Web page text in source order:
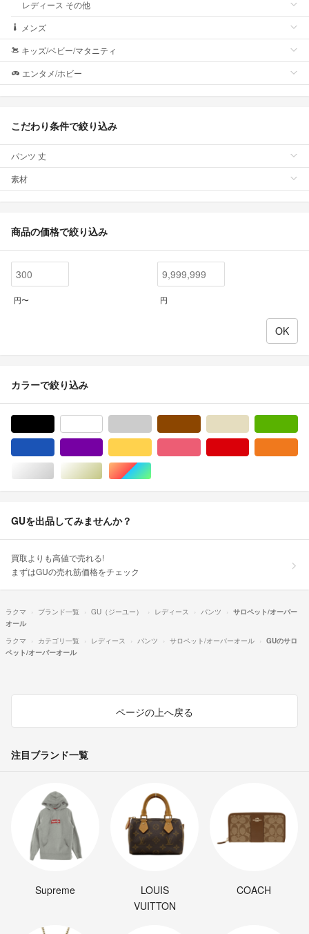
レディース その他
メンズ
キッズ/ベビー/マタニティ
エンタメ/ホビー
こだわり条件で絞り込み
パンツ 丈
素材
商品の価格で絞り込み
円〜 円
カラーで絞り込み
シルバー/銀色系ゴールド/金色系マルチカラー
GUを出品してみませんか？
買取よりも高値で売れる!
まずはGUの売れ筋価格をチェック
ラクマ ブランド一覧 GU（ジーユー） レディース パンツ
サロペット/オーバー
オール
ラクマ
カテゴリ一覧 レディース パンツ サロペット/オーバーオール
GUのサロ
ペット/オーバーオール
ページの上へ戻る
注目ブランド一覧
Supreme
LOUIS
VUITTON
COACH